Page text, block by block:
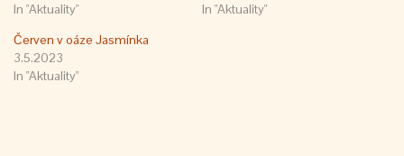
In "Aktuality"
In "Aktuality"
Červen v oáze Jasmínka
3.5.2023
In "Aktuality"